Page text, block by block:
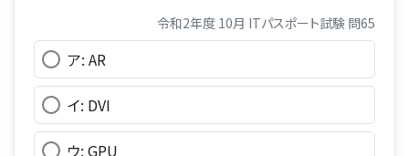
令和2年度 10月 ITパスポート試験 問65
ア: AR
イ: DVI
ウ: GPU